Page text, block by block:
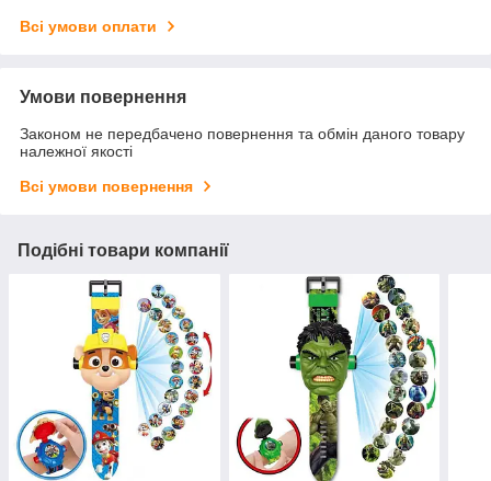
Всі умови оплати
Умови повернення
Законом не передбачено повернення та обмін даного товару
належної якості
Всі умови повернення
Подібні товари компанії